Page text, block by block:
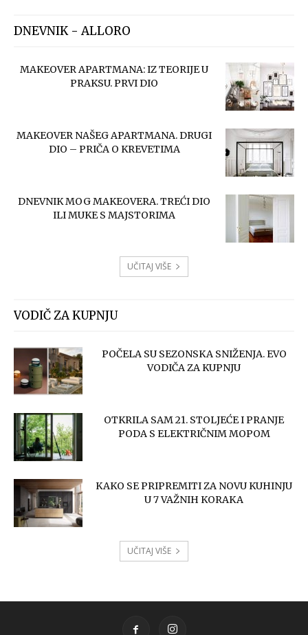
DNEVNIK - ALLORO
MAKEOVER APARTMANA: IZ TEORIJE U
PRAKSU. PRVI DIO
MAKEOVER NAŠEG APARTMANA. DRUGI
DIO – PRIČA O KREVETIMA
DNEVNIK MOG MAKEOVERA. TREĆI DIO
ILI MUKE S MAJSTORIMA
UČITAJ VIŠE
VODIČ ZA KUPNJU
POČELA SU SEZONSKA SNIŽENJA. EVO
VODIČA ZA KUPNJU
OTKRILA SAM 21. STOLJEĆE I PRANJE
PODA S ELEKTRIČNIM MOPOM
KAKO SE PRIPREMITI ZA NOVU KUHINJU
U 7 VAŽNIH KORAKA
UČITAJ VIŠE